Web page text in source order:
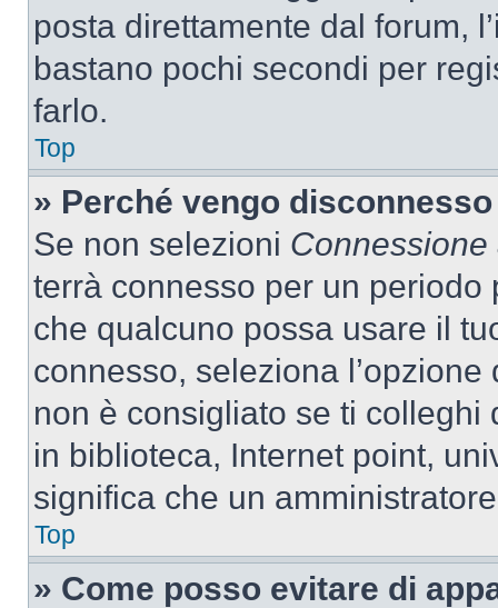
posta direttamente dal forum,
bastano pochi secondi per
farlo.
Top
» Perché vengo
Se non selezioni
terrà connesso per un
che qualcuno possa usare il
connesso, seleziona
non è consigliato se ti
in biblioteca, Internet point,
significa che un
Top
» Come posso evitare di